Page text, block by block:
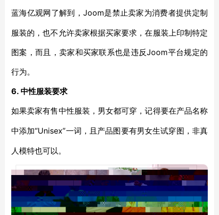
蓝海亿观网了解到， Joom是禁止卖家为消费者提供定制
服装的，也不允许卖家根据买家要求，在服装上印制特定
图案，而且，卖家和买家联系也是违反Joom平台规定的
行为。
6. 中性服装要求
如果卖家有售中性服装，男女都可穿，记得要在产品名称
中添加“Unisex”一词，且产品图要有男女生试穿图，非真
人模特也可以。